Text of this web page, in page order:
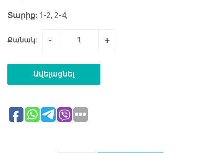
Տարիք: 1-2, 2-4,
Քանակ: - +
Ավելացնել